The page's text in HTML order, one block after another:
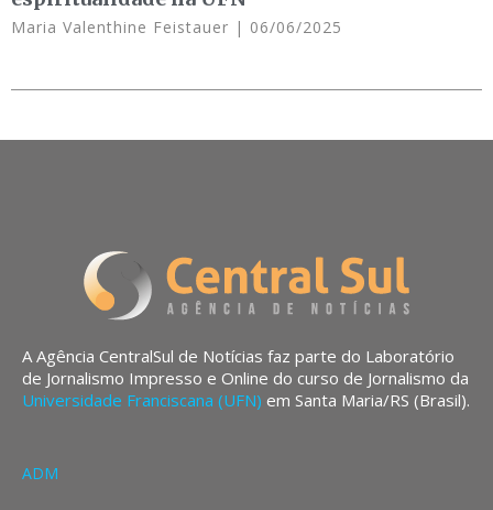
Maria Valenthine Feistauer 06/06/2025
A Agência CentralSul de Notícias faz parte do Laboratório
de Jornalismo Impresso e Online do curso de Jornalismo da
Universidade Franciscana (UFN) em Santa Maria/RS (Brasil).
ADM